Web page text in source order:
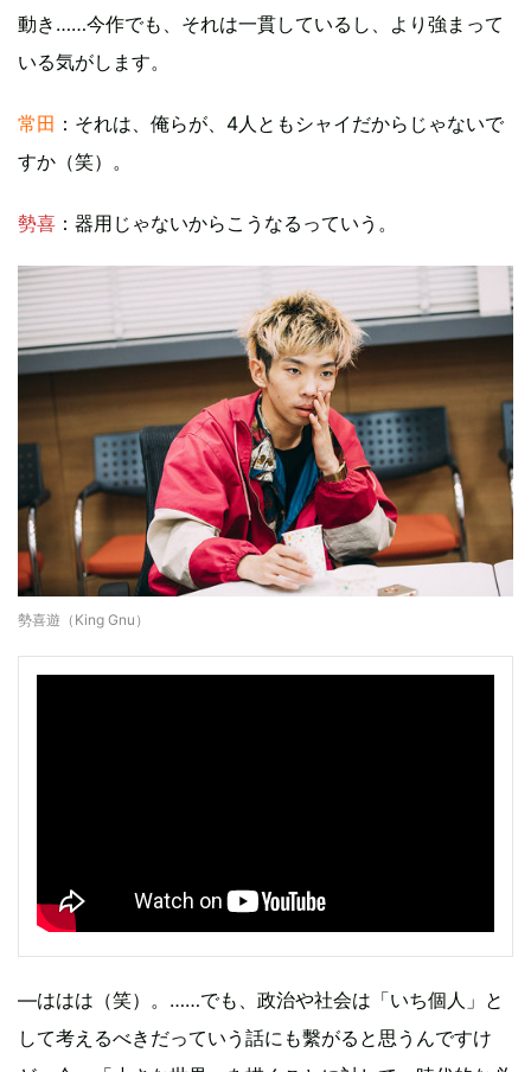
動き……今作でも、それは一貫しているし、より強まって
いる気がします。
常田 ：それは、俺らが、4人ともシャイだからじゃないで
すか（笑）。
勢喜 ：器用じゃないからこうなるっていう。
勢喜遊（King Gnu）
—ははは（笑）。……でも、政治や社会は「いち個人」と
して考えるべきだっていう話にも繫がると思うんですけ